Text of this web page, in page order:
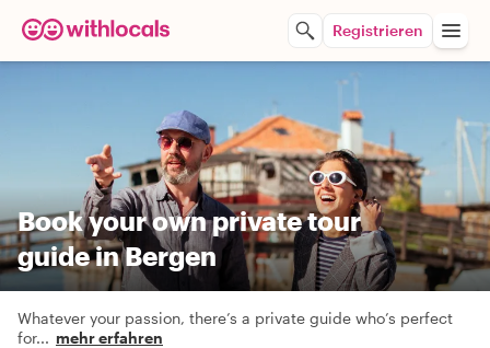
Registrieren
Book your own private tour
guide in Bergen
Whatever your passion, there’s a private guide who’s perfect
for... mehr erfahren